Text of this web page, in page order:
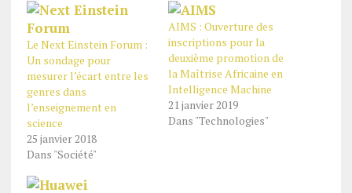
Le Next Einstein Forum :
Un sondage pour
mesurer l’écart entre les
genres dans
l’enseignement en
science
25 janvier 2018
Dans "Société"
AIMS : Ouverture des
inscriptions pour la
deuxième promotion de
la Maîtrise Africaine en
Intelligence Machine
21 janvier 2019
Dans "Technologies"